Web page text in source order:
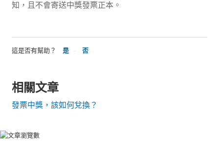
知，且不會寄送中獎發票正本。
這是否有幫助？ 是 否
相關文章
發票中獎，該如何兌換？